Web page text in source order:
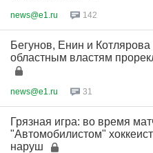
news@e1.ru 142
Бегунов, Енин и Котлярова
областным властям
news@e1.ru 31
Грязная игра: во время
"Автомобилистом"
наруш